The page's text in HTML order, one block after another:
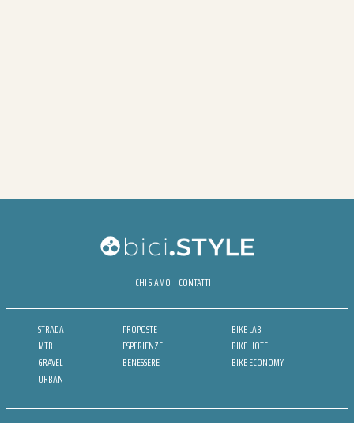
CHI SIAMO CONTATTI
STRADA
MTB
GRAVEL
URBAN
PROPOSTE
ESPERIENZE
BENESSERE
BIKE LAB
BIKE HOTEL
BIKE ECONOMY